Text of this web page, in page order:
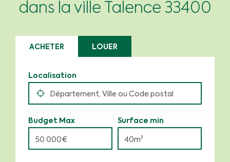
dans la ville Talence 33400
ACHETER LOUER
Localisation
Budget Max Surface min